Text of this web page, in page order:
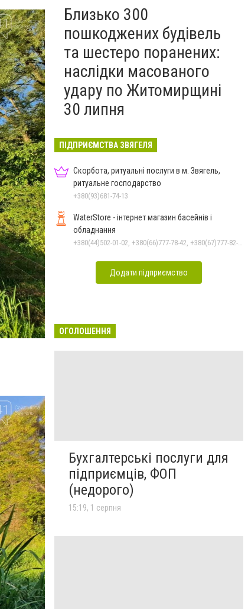
Близько 300
пошкоджених будівель
та шестеро поранених:
наслідки масованого
удару по Житомирщині
30 липня
ПІДПРИЄМСТВА ЗВЯГЕЛЯ
Скорбота, ритуальні послуги в м. Звягель,
ритуальне господарство
+380(93)681-74-13
WaterStore - інтернет магазин басейнів і
обладнання
+380(44)502-01-02, +380(66)777-78-42, +380(67)777-82-19, +380(67)890-80-80, +380(73)890-80-80, +380(44)502-01-03
Додати підприємство
ОГОЛОШЕННЯ
Бухгалтерські послуги для
підприємців, ФОП
(недорого)
15:19, 1 серпня